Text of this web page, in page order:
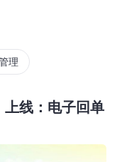
理
线：电子回单